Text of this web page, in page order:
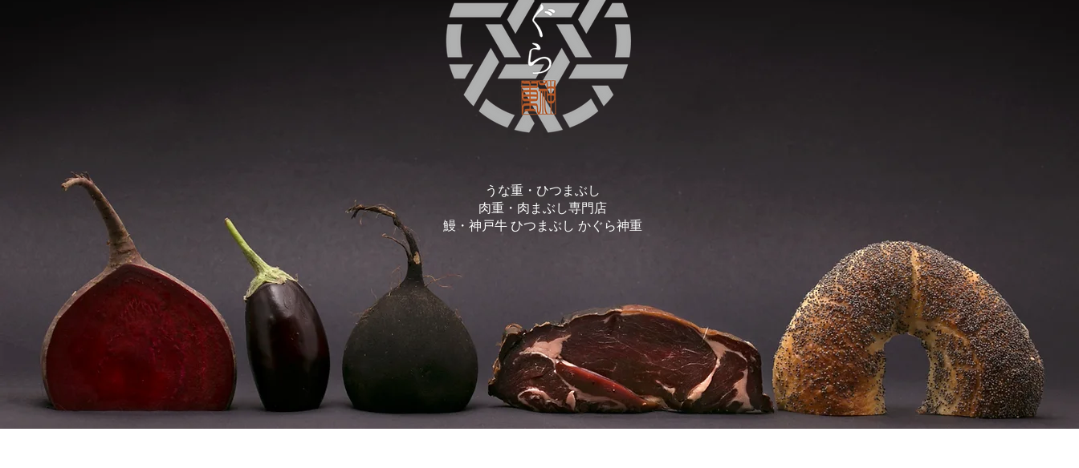
うな重・ひつまぶし
肉重・肉まぶし専門店
​鰻・神戸牛 ひつまぶし かぐら神重